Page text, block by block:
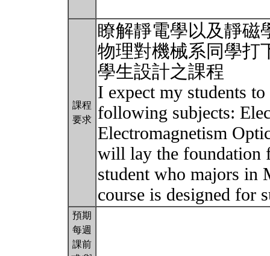
課程
要求
瞭解靜電學以及靜磁
物理對機械系同學打
學生設計之課程
I expect my students
following subjects:
Electromagnetism
will lay the foundation
student who majors in
course is designed for
預期
每週
課前